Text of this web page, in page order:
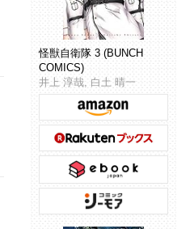
怪獣自衛隊 3 (BUNCH
COMICS)
井上 淳哉, 白土 晴一